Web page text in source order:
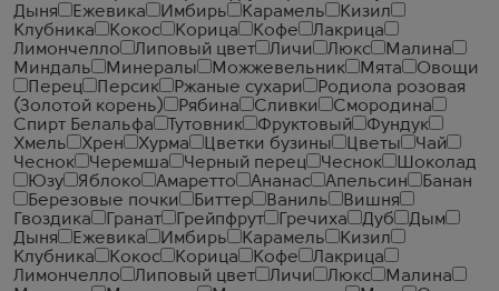
Дыня
Ежевика Имбирь Карамель
Кизил
Клубника
Кокос Корица Кофе
Лакрица
Лимончелло
Липовый цвет Личи Люкс
Малина
Миндаль
Минералы Можжевельник Мята
Овощи
Перец
Персик Ржаные сухари
Родиола розовая
(Золотой корень)
Рябина Сливки
Смородина
Спирт Белальфа
Тутовник Фруктовый
Фундук
Хмель
Хрен Хурма Цветки бузины Цветы
Чай
Чеcнок
Черемша Черный перец Чеснок
Шоколад
Юзу
Яблоко Амаретто Ананас Апельсин
Банан
Березовые почки
Биттер Ваниль
Вишня
Гвоздика
Гранат Грейпфрут Гречиха Дуб
Дым
Дыня
Ежевика Имбирь Карамель
Кизил
Клубника
Кокос Корица Кофе
Лакрица
Лимончелло
Липовый цвет Личи Люкс
Малина